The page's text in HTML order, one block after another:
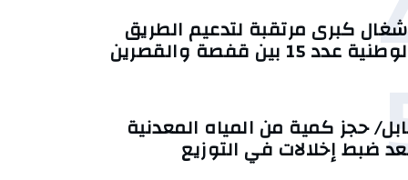
كبرى مرتقبة لتدعيم الطريق
عدد 15 بين قفصة والقصرين
حجز كمية من المياه المعدنية
ضبط إخلالات في التوزيع